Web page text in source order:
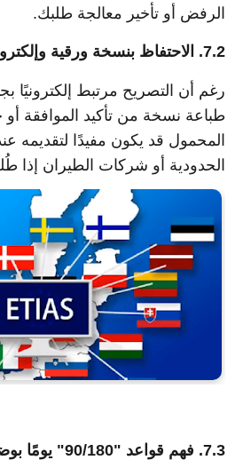
الرفض أو تأخير معالجة طلبك.
7.2. الاحتفاظ بنسخة ورقية وإلكترونية
رغم أن التصريح مرتبط إلكترونيًا
طباعة نسخة من تأكيد الموافقة
المحمول قد يكون مفيدًا لتقديمه
الحدودية أو شركات الطيران إذا
7.3. فهم قواعد "90/180" يومًا بوضوح